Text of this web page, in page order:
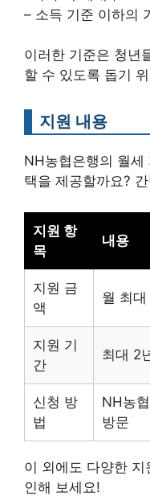
– 소득 기준 이하의
이러한 기준은 청년
할 수 있도록 돕기
지원 내용
NH농협은행의 월세
택을 제공할까요?
지원 항
목
내용
지원 금
액
월 최
지원 기
간
최대 2
신청 방
법
NH농
방문
이 외에도 다양한
인해 보세요!